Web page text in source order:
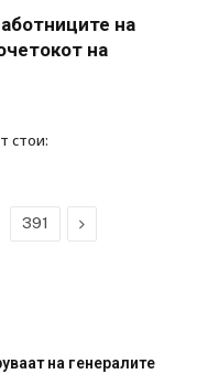
на
на
стои:
391 Next
на генералите